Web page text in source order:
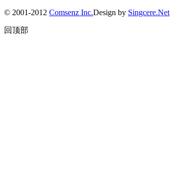
© 2001-2012 Comsenz Inc.Design by Singcere.Net
回顶部